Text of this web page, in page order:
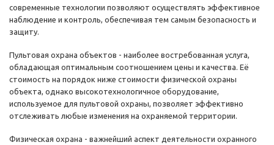
современные технологии позволяют осуществлять эффективное
наблюдение и контроль, обеспечивая тем самым безопасность и
защиту.
Пультовая охрана объектов - наиболее востребованная услуга,
обладающая оптимальным соотношением цены и качества. Её
стоимость на порядок ниже стоимости физической охраны
объекта, однако высокотехнологичное оборудование,
используемое для пультовой охраны, позволяет эффективно
отслеживать любые изменения на охраняемой территории.
Физическая охрана - важнейший аспект деятельности охранного